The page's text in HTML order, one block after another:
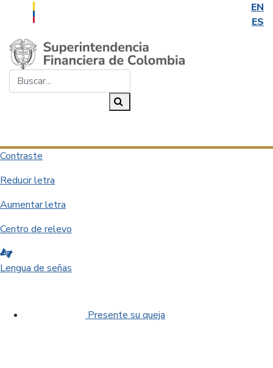
EN
ES
Saltar al contenido principal
Contraste
Reducir letra
Aumentar letra
Centro de relevo
Lengua de señas
Presente su queja